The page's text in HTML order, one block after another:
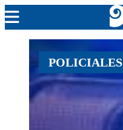
MENDOZA
CADA DÍA
ARGENTINA
POLICIALES